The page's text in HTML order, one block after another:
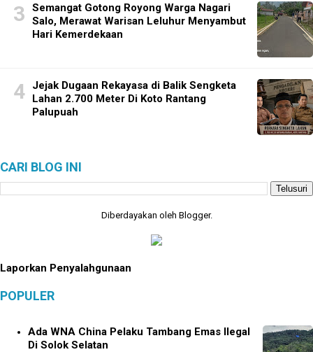
Semangat Gotong Royong Warga Nagari
Salo, Merawat Warisan Leluhur Menyambut
Hari Kemerdekaan
Jejak Dugaan Rekayasa di Balik Sengketa
Lahan 2.700 Meter Di Koto Rantang
Palupuah
CARI BLOG INI
Diberdayakan oleh Blogger.
Laporkan Penyalahgunaan
POPULER
Ada WNA China Pelaku Tambang Emas Ilegal
Di Solok Selatan